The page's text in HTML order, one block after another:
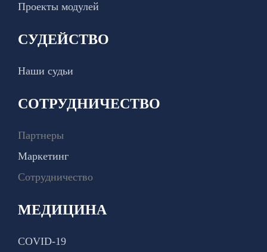
Проекты модулей
СУДЕЙСТВО
Наши судьи
СОТРУДНИЧЕСТВО
Партнеры
Маркетинг
Сотрудничество
МЕДИЦИНА
COVID-19